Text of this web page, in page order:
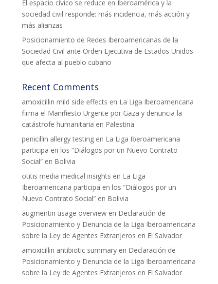
El espacio cívico se reduce en Iberoamérica y la
sociedad civil responde: más incidencia, más acción y
más alianzas
Posicionamiento de Redes Iberoamericanas de la
Sociedad Civil ante Orden Ejecutiva de Estados Unidos
que afecta al pueblo cubano
Recent Comments
amoxicillin mild side effects en La Liga Iberoamericana
firma el Manifiesto Urgente por Gaza y denuncia la
catástrofe humanitaria en Palestina
penicillin allergy testingen La Liga Iberoamericana
participa en los “Diálogos por un Nuevo Contrato
Social” en Bolivia
otitis media medical insights en La Liga
Iberoamericana participa en los “Diálogos por un
Nuevo Contrato Social” en Bolivia
augmentin usage overviewen Declaración de
Posicionamiento y Denuncia de la Liga Iberoamericana
sobre la Ley de Agentes Extranjeros en El Salvador
amoxicillin antibiotic summaryen Declaración de
Posicionamiento y Denuncia de la Liga Iberoamericana
sobre la Ley de Agentes Extranjeros en El Salvador